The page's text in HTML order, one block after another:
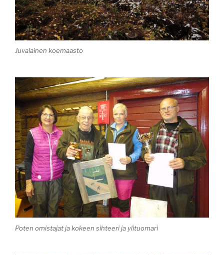
Juvalainen koemaasto
Poten omistajat ja kokeen sihteeri ja ylituomari